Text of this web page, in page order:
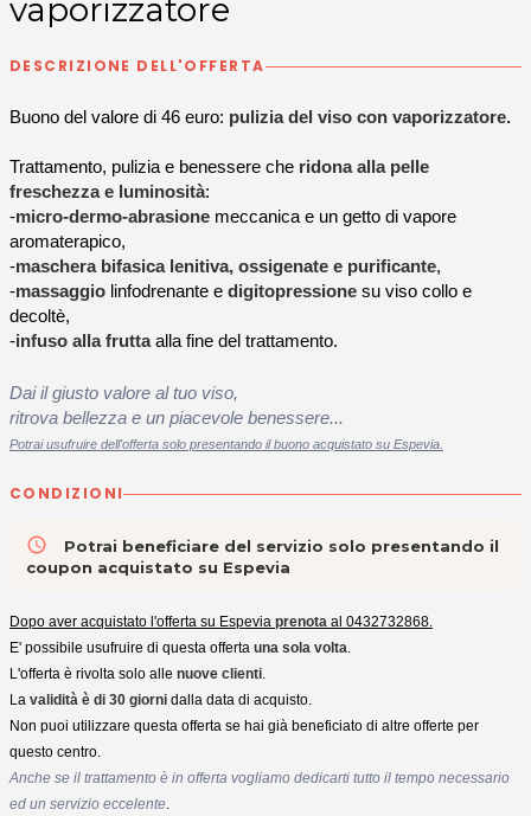
vaporizzatore
DESCRIZIONE DELL'OFFERTA
Buono del valore di 46 euro: pulizia del viso con vaporizzatore.
Trattamento, pulizia e benessere che ridona alla pelle
freschezza e luminosità:
-micro-dermo-abrasione meccanica e un getto di vapore
aromaterapico,
-maschera bifasica lenitiva, ossigenate e purificante,
-massaggio linfodrenante e digitopressione su viso collo e
decoltè,
-infuso alla fruttaalla fine del trattamento.
Dai il giusto valore al tuo viso,
ritrova bellezza e un piacevole benessere...
Potrai usufruire dell'offerta solo presentando il buono acquistato su Espevia.
CONDIZIONI
access_time
Potrai beneficiare del servizio solo presentando il
coupon acquistato su Espevia
Dopo aver acquistato l'offerta su Espevia prenota al 0432732868.
E' possibile usufruire di questa offerta una sola volta.
L'offerta è rivolta solo alle nuove clienti.
La validità è di 30 giorni dalla data di acquisto.
Non puoi utilizzare questa offerta se hai già beneficiato di altre offerte per
questo centro.
Anche se il trattamento è in offerta vogliamo dedicarti tutto il tempo necessario
ed un servizio eccelente.